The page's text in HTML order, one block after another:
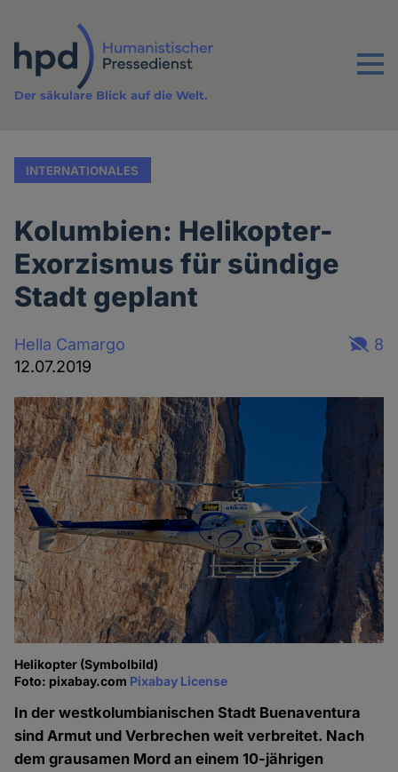
Inhalt
Menu
Der säkulare Blick auf die Welt.
INTERNATIONALES
Kolumbien: Helikopter-
Exorzismus für sündige
Stadt geplant
Hella Camargo
12.07.2019
8
Helikopter (Symbolbild)
Foto: pixabay.com Pixabay License
In der westkolumbianischen Stadt Buenaventura
sind Armut und Verbrechen weit verbreitet. Nach
dem grausamen Mord an einem 10-jährigen